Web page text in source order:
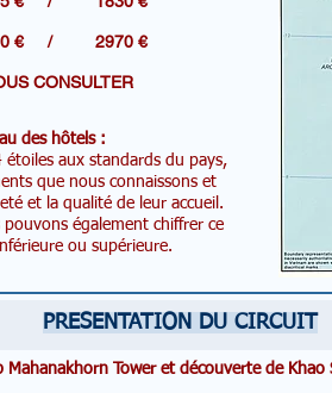
€ / 2970 €
des hôtels :
aux standards du pays,
que nous connaissons et
et la qualité de leur accueil.
également chiffrer ce
ou supérieure.
PRESENTATION DU CIRCUIT
Tower et découverte de